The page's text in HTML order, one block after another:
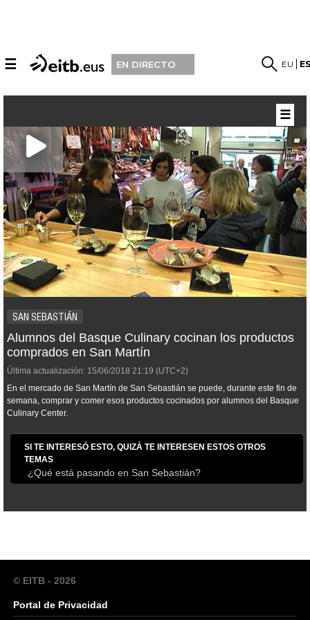
☰ EN DIRECTO EU
SAN SEBASTIÁN
Alumnos del Basque Culinary cocinan los productos
comprados en San Martín
Última actualización: 15/06/2018 21:19 (UTC+2)
En el mercado de San Martín de San Sebastián se puede, durante este fin de
semana, comprar y comer esos productos cocinados por alumnos del Basque
Culinary Center.
SI TE INTERESÓ ESTO, QUIZÁ TE INTERESEN ESTOS OTROS
TEMAS
¿Qué está pasando en San Sebastián?
☰
© EITB - 2026
Portal de Privacidad